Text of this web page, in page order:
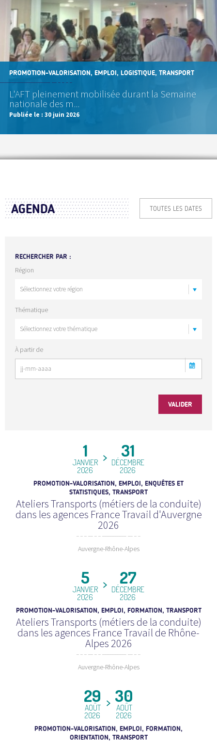
PROMOTION-VALORISATION, EMPLOI, LOGISTIQUE, TRANSPORT
L'AFT pleinement mobilisée durant la Semaine
nationale des m...
Publiée le : 30 juin 2026
AGENDA TOUTES LES DATES
RECHERCHER PAR :
Région
Thématique
À partir de
1
JANVIER
2026
31
DÉCEMBRE
2026
PROMOTION-VALORISATION, EMPLOI, ENQUÊTES ET
STATISTIQUES, TRANSPORT
Ateliers Transports (métiers de la conduite)
dans les agences France Travail d'Auvergne
2026
Auvergne-Rhône-Alpes
5
JANVIER
2026
27
DÉCEMBRE
2026
PROMOTION-VALORISATION, EMPLOI, FORMATION, TRANSPORT
Ateliers Transports (métiers de la conduite)
dans les agences France Travail de Rhône-
Alpes 2026
Auvergne-Rhône-Alpes
29
AOÛT
2026
30
AOÛT
2026
PROMOTION-VALORISATION, EMPLOI, FORMATION,
ORIENTATION, TRANSPORT